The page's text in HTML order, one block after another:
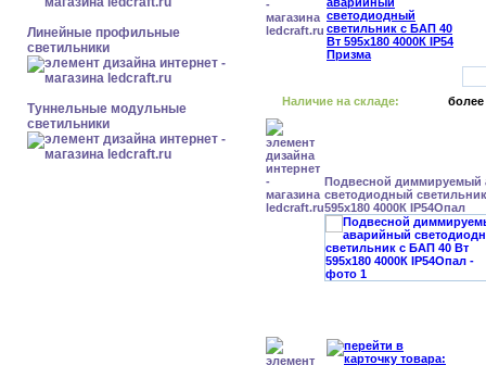
Линейные профильные
светильники
Туннельные модульные
светильники
Наличие на складе: более
Подвесной диммируемый
светодиодный
595x180 4000К IP54Опал